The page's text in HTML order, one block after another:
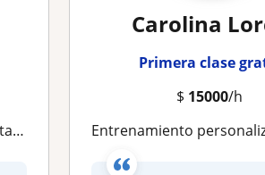
Carolina
Primera clase
$ 15000/h
Entrenamiento personalizado en linea para